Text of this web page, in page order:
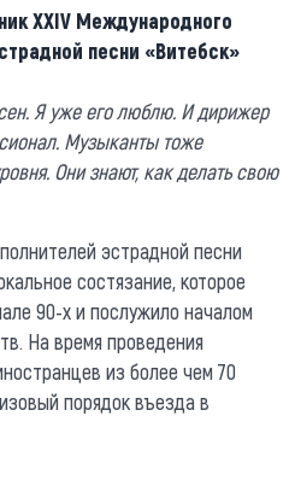
XXIV Международного
песни «Витебск»
Я уже его люблю. И дирижер
Музыканты тоже
Они знают, как делать свою
эстрадной песни
состязание, которое
90-х и послужило началом
На время проведения
из более чем 70
порядок въезда в